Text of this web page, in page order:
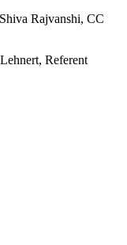
Rajvanshi, CC
Referent